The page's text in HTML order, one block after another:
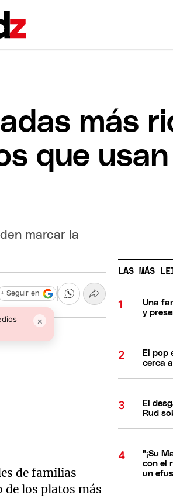
más
que
marcar la
×
+ Seguir en
de familias
de los platos más
LAS MÁS
Una
y
El pop
cerca
El
Rud
"¡Su
con el
un